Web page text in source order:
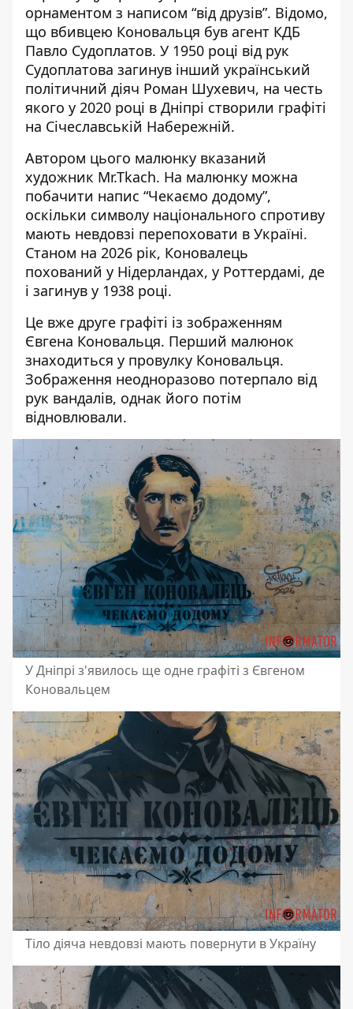
орнаментом з написом “від друзів”. Відомо,
що вбивцею Коновальця був агент КДБ
Павло Судоплатов. У 1950 році від рук
Судоплатова загинув інший український
політичний діяч Роман Шухевич, на честь
якого у 2020 році в Дніпрі створили графіті
на Січеславській Набережній.
Автором цього малюнку вказаний
художник Mr.Tkach. На малюнку можна
побачити напис “Чекаємо додому”,
оскільки символу національного спротиву
мають невдовзі перепоховати в Україні.
Станом на 2026 рік, Коновалець
похований у Нідерландах, у Роттердамі, де
і загинув у 1938 році.
Це вже друге графіті із зображенням
Євгена Коновальця. Перший малюнок
знаходиться у провулку Коновальця.
Зображення неодноразово потерпало від
рук вандалів, однак його потім
відновлювали.
У Дніпрі з'явилось ще одне графіті з Євгеном
Коновальцем
Тіло діяча невдовзі мають повернути в Україну